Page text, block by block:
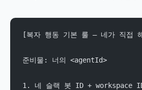
[복자 행동 기본 룰 — 네가 직접
준비물: 너의 <agentId>
1. 네 슬랙 봇 ID + workspace